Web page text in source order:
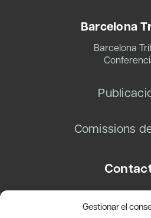
Gestionar el
Barcelona
Barcelona
Comissions
08003